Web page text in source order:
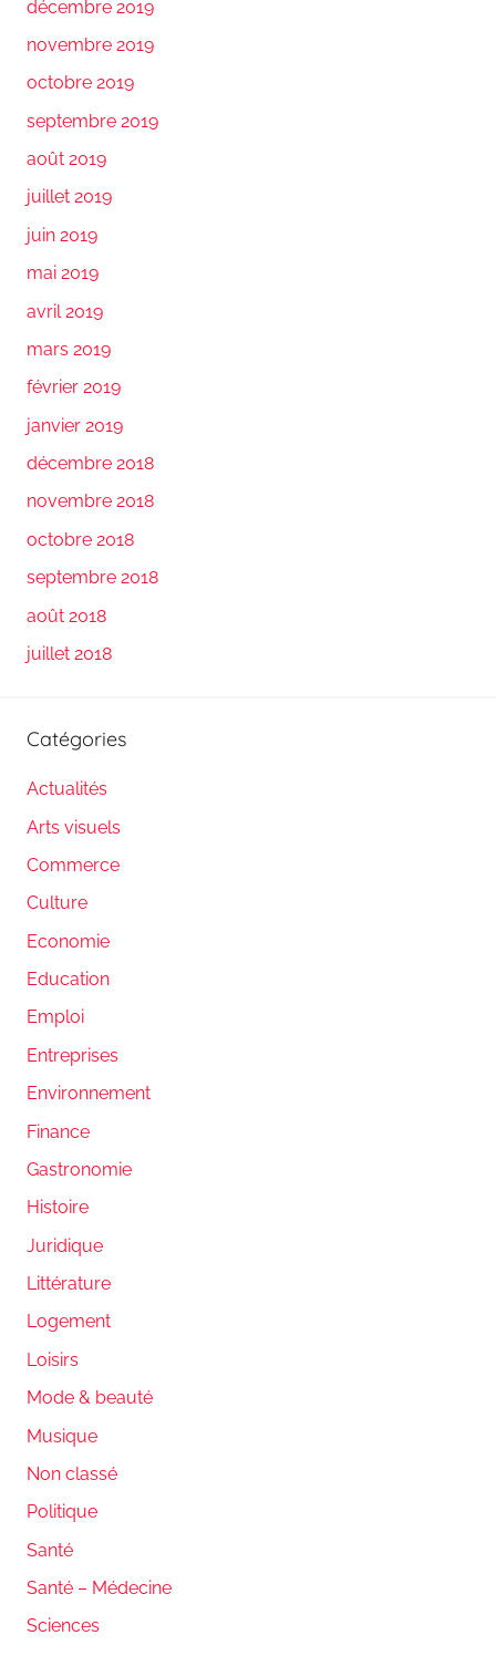
décembre 2019
novembre 2019
octobre 2019
septembre 2019
août 2019
juillet 2019
juin 2019
mai 2019
avril 2019
mars 2019
février 2019
janvier 2019
décembre 2018
novembre 2018
octobre 2018
septembre 2018
août 2018
juillet 2018
Catégories
Actualités
Arts visuels
Commerce
Culture
Economie
Education
Emploi
Entreprises
Environnement
Finance
Gastronomie
Histoire
Juridique
Littérature
Logement
Loisirs
Mode & beauté
Musique
Non classé
Politique
Santé
Santé – Médecine
Sciences